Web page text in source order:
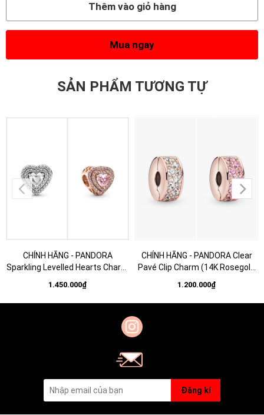
Thêm vào giỏ hàng
Mua ngay
SẢN PHẨM TƯƠNG TỰ
CHÍNH HÃNG - PANDORA
Sparkling Levelled Hearts Charm
Sterling 925, Zircona) Hạt trang
trí vòng tay hình trái tim
1.450.000₫
CHÍNH HÃNG - PANDORA Clear
Pavé Clip Charm (14K Rosegold
vòng tay, chốt bấm, hỗn hợp kim
loại mạ vàng hồng 14k
1.200.000₫
Đăng kí